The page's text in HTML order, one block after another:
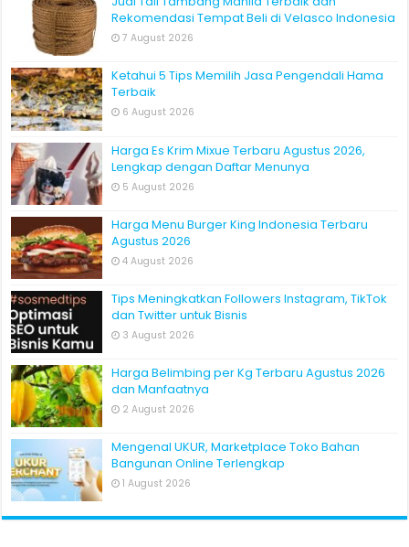
Rekomendasi Tempat Beli di Velasco Indonesia
7 August 2026
Ketahui 5 Tips Memilih Jasa Pengendali Hama
Terbaik
6 August 2026
Harga Es Krim Mixue Terbaru Agustus 2026,
Lengkap dengan Daftar Menunya
5 August 2026
Harga Menu Burger King Indonesia Terbaru
Agustus 2026
4 August 2026
Tips Meningkatkan Followers Instagram, TikTok
dan Twitter untuk Bisnis
3 August 2026
Harga Belimbing per Kg Terbaru Agustus 2026
dan Manfaatnya
2 August 2026
Mengenal UKUR, Marketplace Toko Bahan
Bangunan Online Terlengkap
1 August 2026